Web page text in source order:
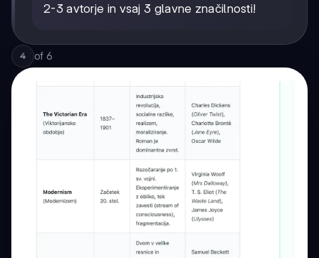
2-3 avtorje in vsaj 3 glavne značilnosti!
4 of 6